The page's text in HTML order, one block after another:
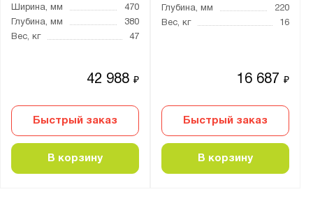
Ширина, мм
470
Глубина, мм
380
Вес, кг
47
42 988₽
Быстрый заказ
В корзину
Глубина, мм
220
Вес, кг
16
16 687₽
Быстрый заказ
В корзину
УНО
ШРК